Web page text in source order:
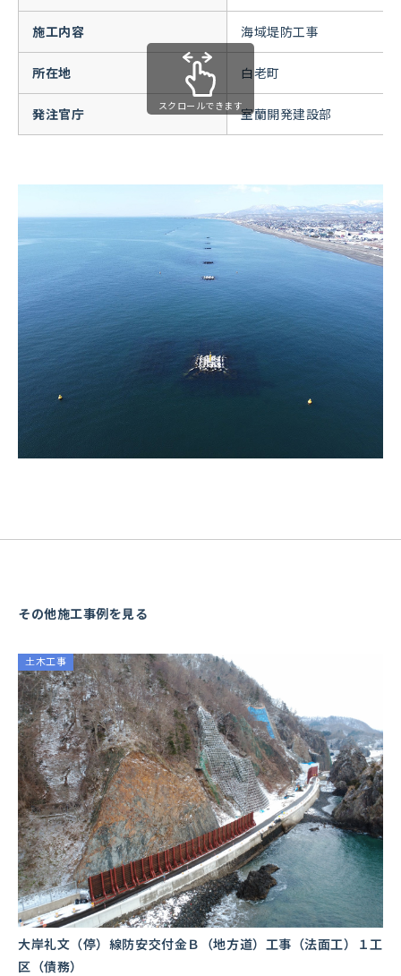
施工内容 海域堤防工事
所在地 白老町
発注官庁 室蘭開発建設部
スクロールできます
その他施工事例を見る
土木工事
⼤岸礼⽂（停）線防安交付⾦Ｂ（地⽅道）⼯事（法⾯⼯）１⼯
区（債務）